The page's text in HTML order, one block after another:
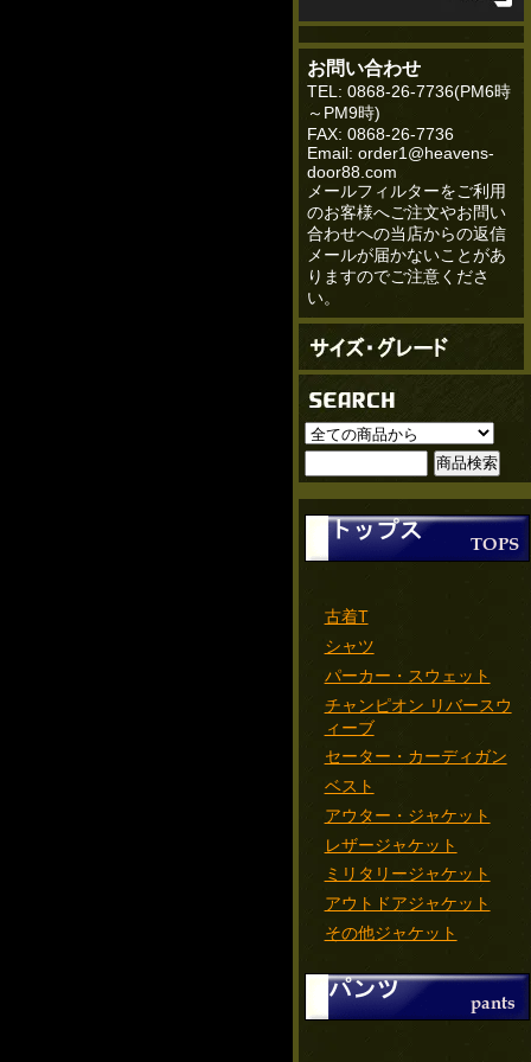
お問い合わせ
TEL: 0868-26-7736(PM6時
～PM9時)
FAX: 0868-26-7736
Email: order1@heavens-
door88.com
メールフィルターをご利用
のお客様へご注文やお問い
合わせへの当店からの返信
メールが届かないことがあ
りますのでご注意くださ
い。
古着T
シャツ
パーカー・スウェット
チャンピオン リバースウ
ィーブ
セーター・カーディガン
ベスト
アウター・ジャケット
レザージャケット
ミリタリージャケット
アウトドアジャケット
その他ジャケット